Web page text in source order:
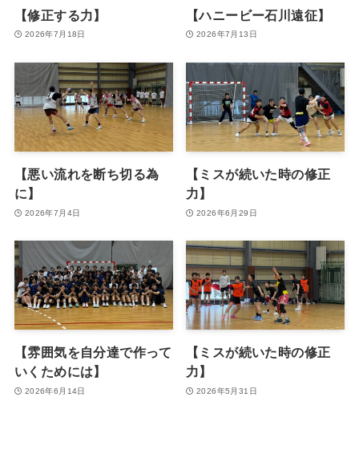
【修正する力】
2026年7月18日
【ハニービー石川遠征】
2026年7月13日
【悪い流れを断ち切る為
に】
2026年7月4日
【ミスが続いた時の修正
力】
2026年6月29日
【雰囲気を自分達で作って
いくためには】
2026年6月14日
【ミスが続いた時の修正
力】
2026年5月31日